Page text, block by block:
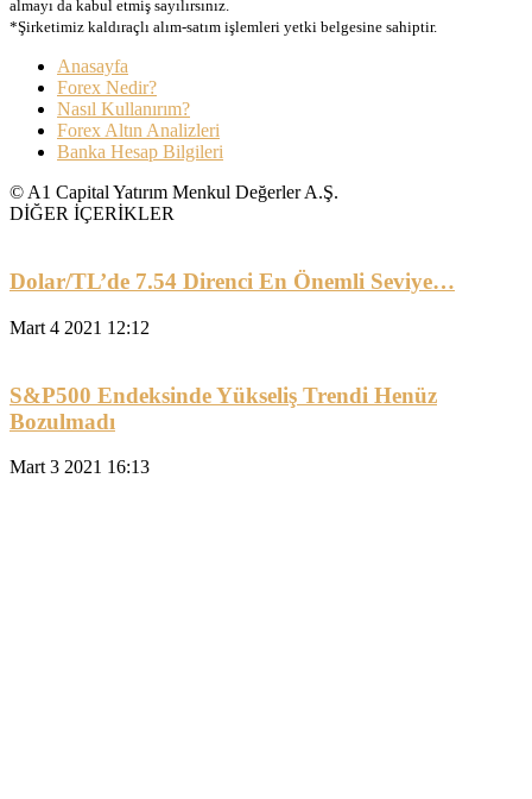
almayı da kabul etmiş sayılırsınız.
*Şirketimiz kaldıraçlı alım-satım işlemleri yetki belgesine sahiptir.
Anasayfa
Forex Nedir?
Nasıl Kullanırım?
Forex Altın Analizleri
Banka Hesap Bilgileri
© A1 Capital Yatırım Menkul Değerler A.Ş.
DİĞER İÇERİKLER
Dolar/TL’de 7.54 Direnci En Önemli Seviye…
Mart 4 2021 12:12
S&P500 Endeksinde Yükseliş Trendi Henüz
Bozulmadı
Mart 3 2021 16:13